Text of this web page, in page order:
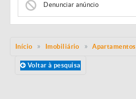
Denunciar anúncio
Início Imobiliário Apartamentos
Voltar à pesquisa